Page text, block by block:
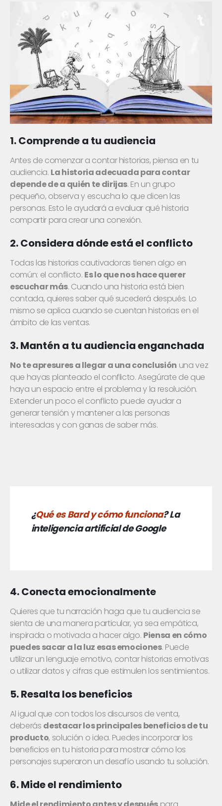
1. Comprende a tu audiencia
Antes de comenzar a contar historias, piensa en tu
audiencia. La historia adecuada para contar
depende de a quién te dirijas. En un grupo
pequeño, observa y escucha lo que dicen las
personas. Esto le ayudará a evaluar qué historia
compartir para crear una conexión.
2. Considera dónde está el conflicto
Todas las historias cautivadoras tienen algo en
común: el conflicto. Es lo que nos hace querer
escuchar más. Cuando una historia está bien
contada, quieres saber qué sucederá después. Lo
mismo se aplica cuando se cuentan historias en el
ámbito de las ventas.
3. Mantén a tu audiencia enganchada
No te apresures a llegar a una conclusión una vez
que hayas planteado el conflicto. Asegúrate de que
haya un espacio entre el problema y la resolución.
Extender un poco el conflicto puede ayudar a
generar tensión y mantener a las personas
interesadas y con ganas de saber más.
¿Qué es Bard y cómo funciona? La
inteligencia artificial de Google
4. Conecta emocionalmente
Quieres que tu narración haga que tu audiencia se
sienta de una manera particular, ya sea empática,
inspirada o motivada a hacer algo. Piensa en cómo
puedes sacar a la luz esas emociones. Puede
utilizar un lenguaje emotivo, contar historias emotivas
o utilizar datos y cifras que estimulen los sentimientos.
5. Resalta los beneficios
Al igual que con todos los discursos de venta,
deberás destacar los principales beneficios de tu
producto, solución o idea. Puedes incorporar los
beneficios en tu historia para mostrar cómo los
personajes superaron un desafío usando tu solución.
6. Mide el rendimiento